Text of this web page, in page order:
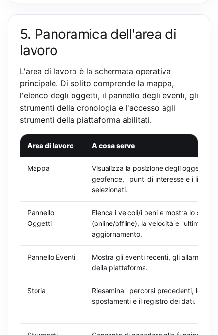
5. Panoramica dell'area di
lavoro
L'area di lavoro è la schermata operativa
principale. Di solito comprende la mappa,
l'elenco degli oggetti, il pannello degli eventi, gli
strumenti della cronologia e l'accesso agli
strumenti della piattaforma abilitati.
Area di lavoro A cosa serve
Mappa
Visualizza la posizione degli oggetti, i
geofence, i punti di interesse e i livelli
selezionati.
Pannello
Oggetti
Elenca i veicoli/i beni e mostra lo stato
(online/offline), la velocità e l'ultimo
aggiornamento.
Pannello Eventi
Mostra gli eventi recenti, gli allarmi e le
della piattaforma.
Storia
Riesamina i percorsi precedenti, le
spostamenti e il registro dei dati.